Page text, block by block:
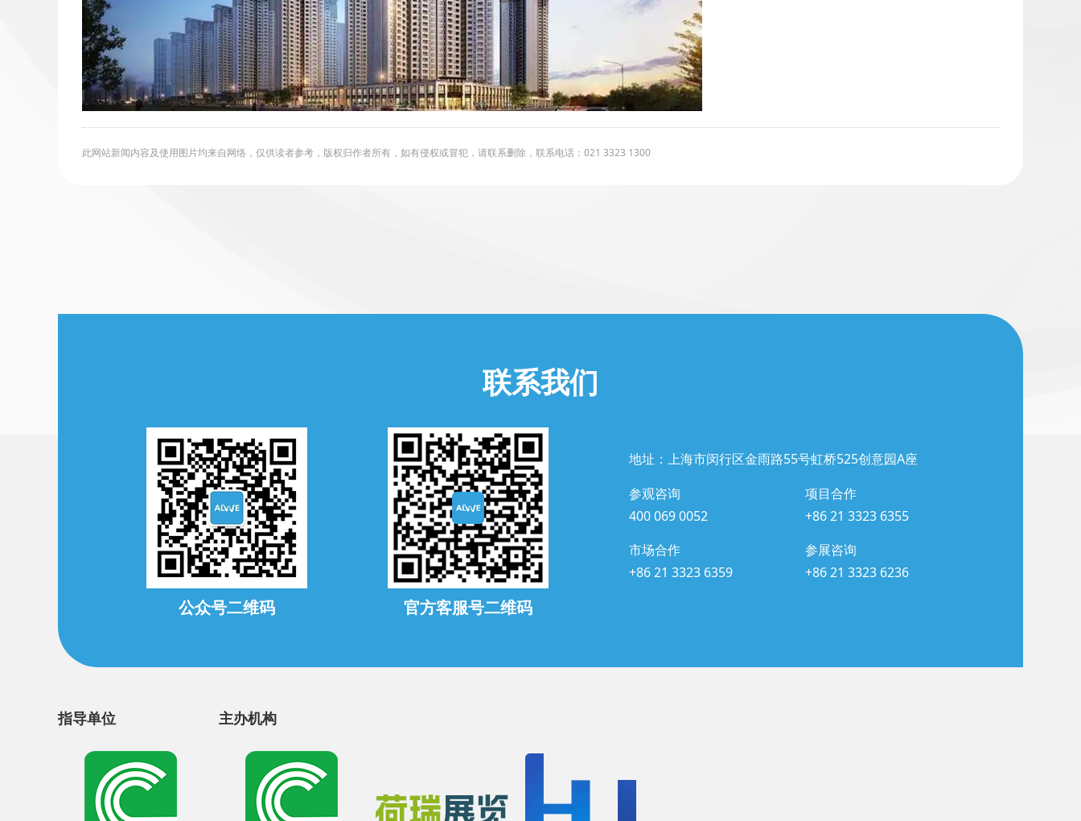
此网站新闻内容及使用图片均来自网络，仅供读者参考，版权归作者所有，如有侵权或冒犯，请联系删除，联系电话：021 3323 1300
联系我们
公众号二维码 官方客服号二维码
地址：上海市闵行区金雨路55号虹桥525创意园A座
参观咨询
400 069 0052
项目合作
+86 21 3323 6355
市场合作
+86 21 3323 6359
参展咨询
+86 21 3323 6236
指导单位 主办机构